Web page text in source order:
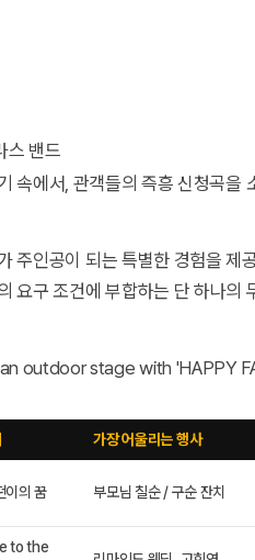
스 밴드
속에서, 관객들의 즉흥 신청곡을
주인공이 되는 특별한 경험을 제
요구 조건에 부합하는 단 하나의
가장 어울리는 행사
이의 꿈 부모님 칠순 / 구순 잔치
to the